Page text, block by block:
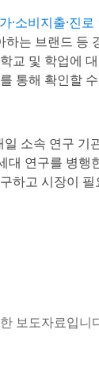
·소비지출·진
는 브랜드 등
교 및 학업에
통해 확인할
소속 연구 기
연구를 병
하고 시장이
보도자료입니